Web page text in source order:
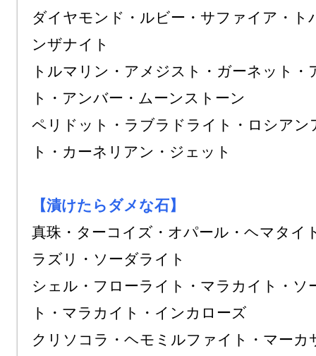
ダイヤモンド・ルビー・サファイア・ト
ンザナイト
トルマリン・アメジスト・ガーネット・
ト・アンバー・ムーンストーン
ペリドット・ラブラドライト・ロシアン
ト・カーネリアン・ジェット
【漬けたらダメな石】
真珠・ターコイズ・オパール・ヘマタイ
ラズリ・ソーダライト
シェル・フローライト・マラカイト・ソ
ト・マラカイト・インカローズ
クリソコラ・ヘモミルファイト・マーカ